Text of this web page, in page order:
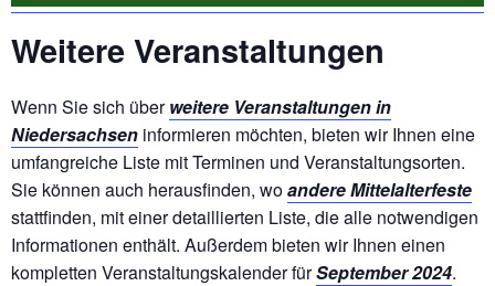
Weitere Veranstaltungen
Wenn Sie sich überweitere Veranstaltungen in
Niedersachsen informieren möchten, bieten wir Ihnen eine
umfangreiche Liste mit Terminen und Veranstaltungsorten.
Sie können auch herausfinden, woandere Mittelalterfeste
stattfinden, mit einer detaillierten Liste, die alle notwendigen
Informationen enthält. Außerdem bieten wir Ihnen einen
kompletten Veranstaltungskalender fürSeptember 2024.